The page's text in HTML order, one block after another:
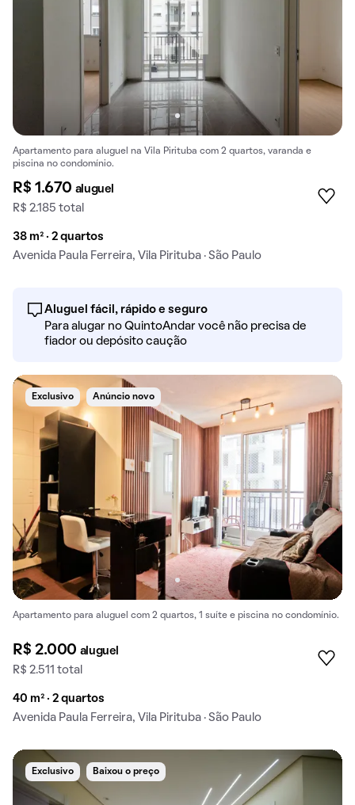
Apartamento para aluguel na Vila Pirituba com 2 quartos, varanda e
piscina no condomínio.
R$ 1.670 aluguel
R$ 2.185 total
38 m² · 2 quartos
Avenida Paula Ferreira, Vila Pirituba · São Paulo
Aluguel fácil, rápido e seguro
Para alugar no QuintoAndar você não precisa de
fiador ou depósito caução
Exclusivo Anúncio novo
Apartamento para aluguel com 2 quartos, 1 suíte e piscina no condomínio.
R$ 2.000 aluguel
R$ 2.511 total
40 m² · 2 quartos
Avenida Paula Ferreira, Vila Pirituba · São Paulo
Exclusivo Baixou o preço